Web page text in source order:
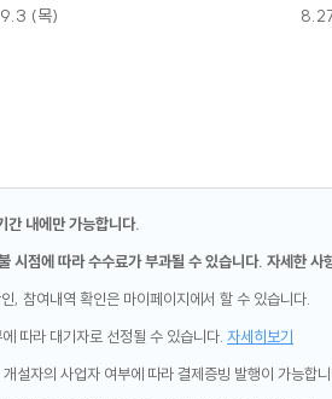
9.3 (목)
내에만 가능합니다.
시점에 따라 수수료가 부과될 수 있습니다. 자세한 사
참여내역 확인은 마이페이지에서 할 수 있습니다.
따라 대기자로 선정될 수 있습니다. 자세히보기
설자의 사업자 여부에 따라 결제증빙 발행이 가능합니